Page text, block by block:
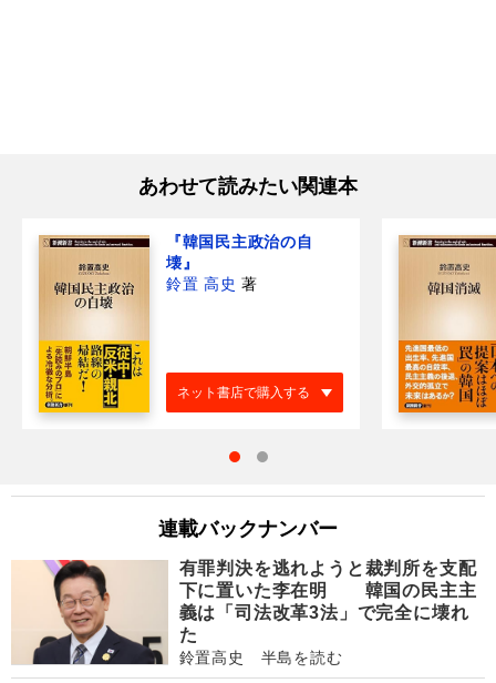
あわせて読みたい関連本
『韓国民主政治の自
壊』
鈴置 高史 著
ネット書店で購入する
連載バックナンバー
有罪判決を逃れようと裁判所を支配
下に置いた李在明 韓国の民主主
義は「司法改革3法」で完全に壊れ
た
鈴置高史 半島を読む